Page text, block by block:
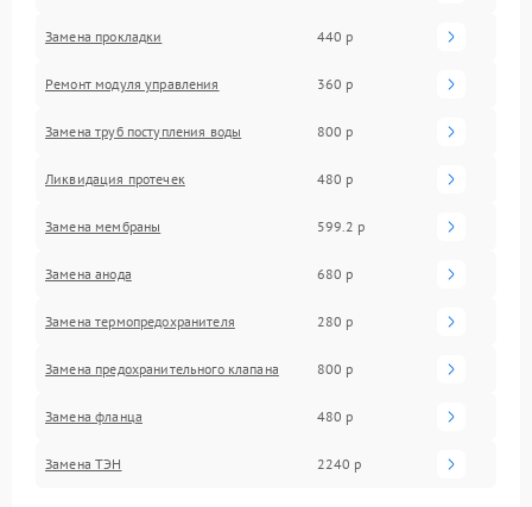
Замена прокладки 440 р
Ремонт модуля управления 360 р
Замена труб поступления воды 800 р
Ликвидация протечек 480 р
Замена мембраны 599.2 р
Замена анода 680 р
Замена термопредохранителя 280 р
Замена предохранительного клапана 800 р
Замена фланца 480 р
Замена ТЭН 2240 р